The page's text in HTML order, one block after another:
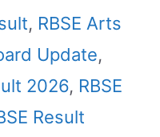
, RBSE Arts
Update,
2026, RBSE
Result